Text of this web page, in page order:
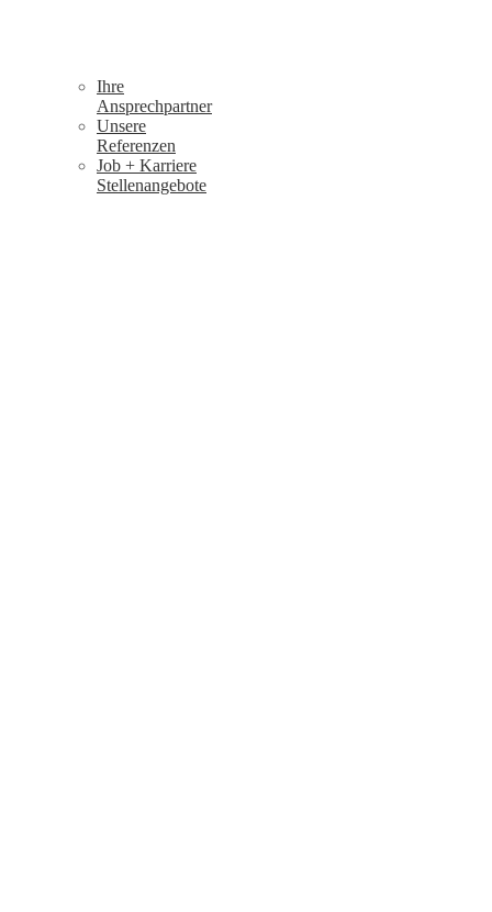
Ihre
Ansprechpartner
Unsere
Referenzen
Job + Karriere
Stellenangebote